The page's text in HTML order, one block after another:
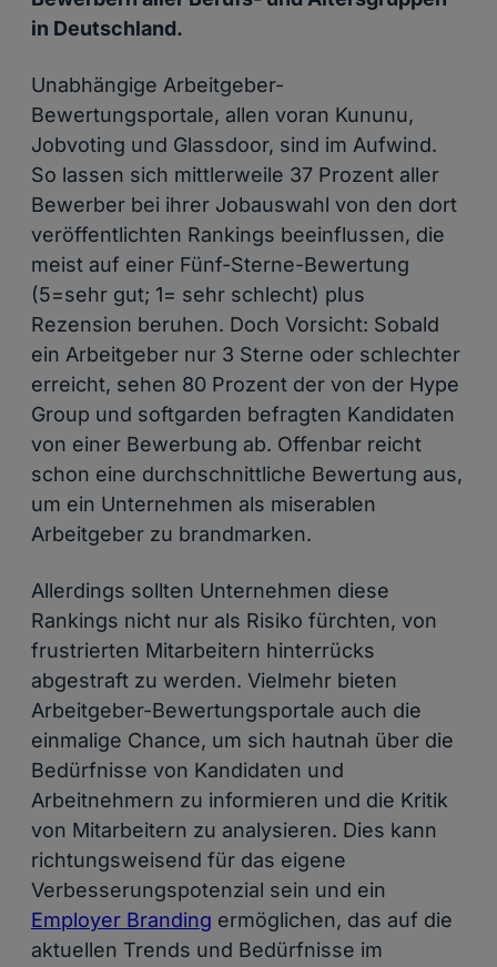
in Deutschland.
Unabhängige Arbeitgeber-
Bewertungsportale, allen voran Kununu,
Jobvoting und Glassdoor, sind im Aufwind.
So lassen sich mittlerweile 37 Prozent aller
Bewerber bei ihrer Jobauswahl von den dort
veröffentlichten Rankings beeinflussen, die
meist auf einer Fünf-Sterne-Bewertung
(5=sehr gut; 1= sehr schlecht) plus
Rezension beruhen. Doch Vorsicht: Sobald
ein Arbeitgeber nur 3 Sterne oder schlechter
erreicht, sehen 80 Prozent der von der Hype
Group und softgarden befragten Kandidaten
von einer Bewerbung ab. Offenbar reicht
schon eine durchschnittliche Bewertung aus,
um ein Unternehmen als miserablen
Arbeitgeber zu brandmarken.
Allerdings sollten Unternehmen diese
Rankings nicht nur als Risiko fürchten, von
frustrierten Mitarbeitern hinterrücks
abgestraft zu werden. Vielmehr bieten
Arbeitgeber-Bewertungsportale auch die
einmalige Chance, um sich hautnah über die
Bedürfnisse von Kandidaten und
Arbeitnehmern zu informieren und die Kritik
von Mitarbeitern zu analysieren. Dies kann
richtungsweisend für das eigene
Verbesserungspotenzial sein und ein
Employer Branding ermöglichen, das auf die
aktuellen Trends und Bedürfnisse im